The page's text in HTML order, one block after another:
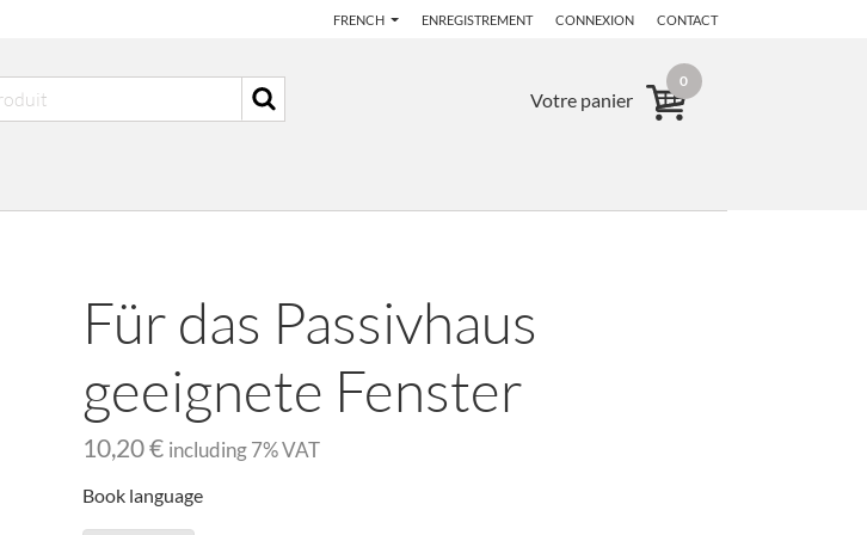
FRENCH ENREGISTREMENT CONNEXION CONTACT
Votre panier
0
Für das Passivhaus
geeignete Fenster
10,20 € including 7% VAT
Book language